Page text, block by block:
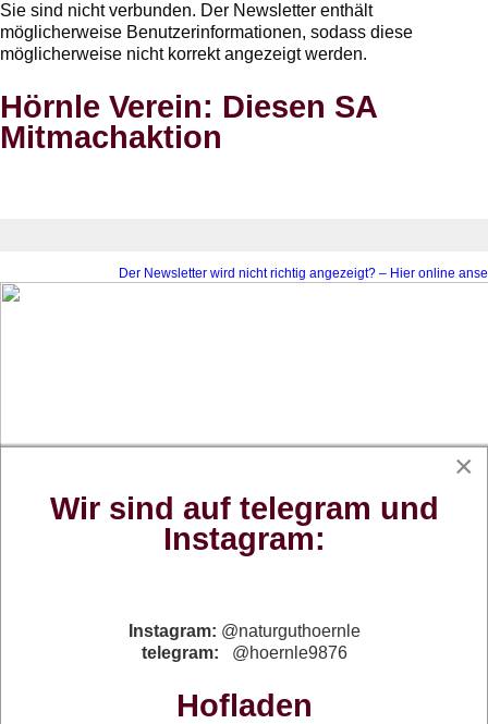
Sie sind nicht verbunden. Der Newsletter enthält
möglicherweise Benutzerinformationen, sodass diese
möglicherweise nicht korrekt angezeigt werden.
Hörnle Verein: Diesen SA
Mitmachaktion
×
Wir sind auf telegram und
Instagram:
Instagram: @naturguthoernle
telegram: @hoernle9876
Hofladen